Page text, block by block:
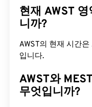
현재 AWST
니까?
AWST의 현재 시간
입니다.
AWST와
무엇입니까?